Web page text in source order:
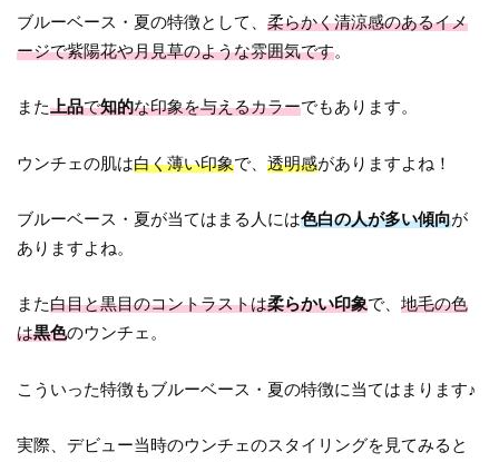
ブルーベース・夏の特徴として、柔らかく清涼感のあるイメ
ージで紫陽花や月見草のような雰囲気です。
また上品で知的な印象を与えるカラーでもあります。
ウンチェの肌は白く薄い印象で、透明感がありますよね！
ブルーベース・夏が当てはまる人には色白の人が多い傾向が
ありますよね。
また白目と黒目のコントラストは柔らかい印象で、地毛の色
は黒色のウンチェ。
こういった特徴もブルーベース・夏の特徴に当てはまります♪
実際、デビュー当時のウンチェのスタイリングを見てみると